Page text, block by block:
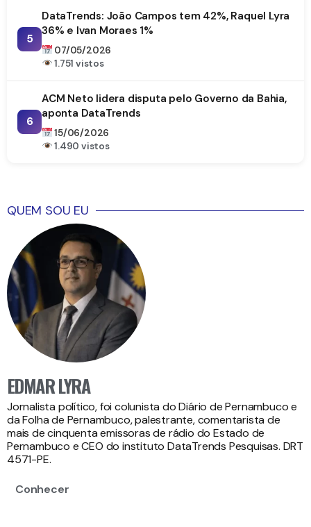
5
DataTrends: João Campos tem 42%, Raquel Lyra
36% e Ivan Moraes 1%
07/05/2026
1.751 vistos
6
ACM Neto lidera disputa pelo Governo da Bahia,
aponta DataTrends
15/06/2026
1.490 vistos
QUEM SOU EU
EDMAR LYRA
Jornalista político, foi colunista do Diário de Pernambuco e
da Folha de Pernambuco, palestrante, comentarista de
mais de cinquenta emissoras de rádio do Estado de
Pernambuco e CEO do instituto DataTrends Pesquisas. DRT
4571-PE.
Conhecer